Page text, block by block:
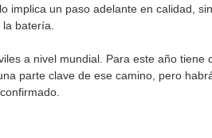
implica un paso adelante en calidad,
batería.
a nivel mundial. Para este año tiene
parte clave de ese camino, pero